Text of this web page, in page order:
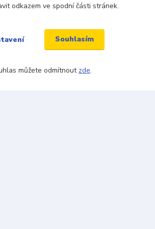
odkazem ve spodní části stránek.
Souhlasím
můžete odmítnout zde.